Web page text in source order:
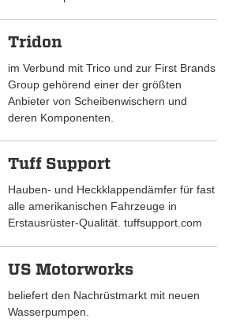
Tridon
im Verbund mit Trico und zur First Brands
Group gehörend einer der größten
Anbieter von Scheibenwischern und
deren Komponenten.
Tuff Support
Hauben- und Heckklappendämfer für fast
alle amerikanischen Fahrzeuge in
Erstausrüster-Qualität. tuffsupport.com
US Motorworks
beliefert den Nachrüstmarkt mit neuen
Wasserpumpen.